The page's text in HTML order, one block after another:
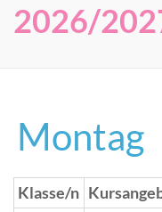
2026/
Montag
Klasse/n